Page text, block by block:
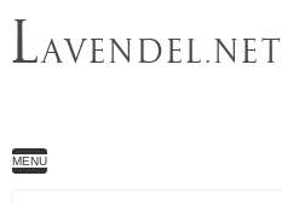
LAVENDEL.NET
MENU